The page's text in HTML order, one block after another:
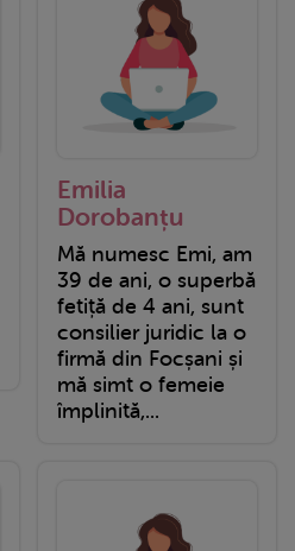
Emilia
Dorobanțu
Mă numesc Emi, am
39 de ani, o superbă
fetiță de 4 ani, sunt
consilier juridic la o
firmă din Focșani și
mă simt o femeie
împlinită,...